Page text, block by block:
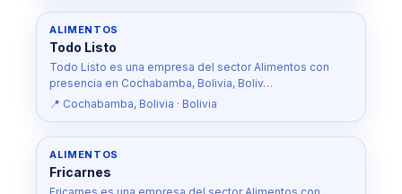
ALIMENTOS
Todo Listo
Todo Listo es una empresa del sector Alimentos con
presencia en Cochabamba, Bolivia, Boliv…
📍 Cochabamba, Bolivia · Bolivia
ALIMENTOS
Fricarnes